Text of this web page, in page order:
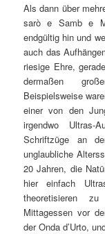
Als dann über
sarò e Samb e
endgültig hin und
auch das
riesige Ehre,
dermaßen
Beispielsweise
einer von den
irgendwo
Schriftzüge an
unglaubliche
20 Jahren, die
hier einfach
theoretisieren
Mittagessen vor
der Onda d’Urto,